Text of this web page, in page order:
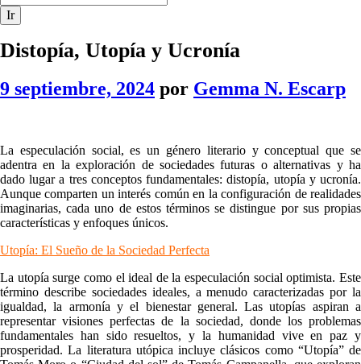
Distopía, Utopía y Ucronía
9 septiembre, 2024 por Gemma N. Escarp
La especulación social, es un género literario y conceptual que se
adentra en la exploración de sociedades futuras o alternativas y ha
dado lugar a tres conceptos fundamentales: distopía, utopía y ucronía.
Aunque comparten un interés común en la configuración de realidades
imaginarias, cada uno de estos términos se distingue por sus propias
características y enfoques únicos.
Utopía: El Sueño de la Sociedad Perfecta
La utopía surge como el ideal de la especulación social optimista. Este
término describe sociedades ideales, a menudo caracterizadas por la
igualdad, la armonía y el bienestar general. Las utopías aspiran a
representar visiones perfectas de la sociedad, donde los problemas
fundamentales han sido resueltos, y la humanidad vive en paz y
prosperidad. La literatura utópica incluye clásicos como “Utopía” de